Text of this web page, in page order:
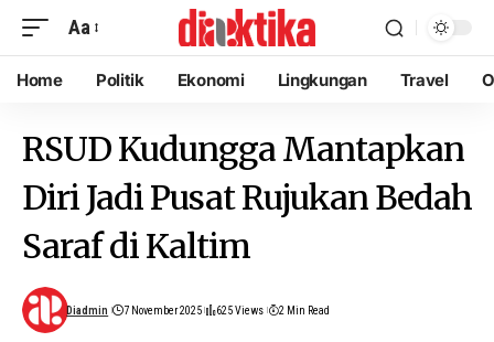
Aa
Home Politik Ekonomi Lingkungan Travel
RSUD Kudungga Mantapkan
Diri Jadi Pusat Rujukan Bedah
Saraf di Kaltim
Diadmin 7 November 2025 625 Views 2 Min Read